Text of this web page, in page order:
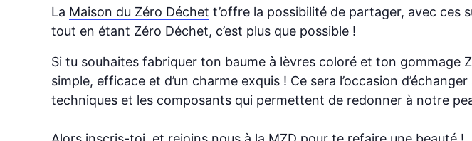
La Maison du Zéro Déchet t’offre la possibilité de partager, avec ces
tout en étant Zéro Déchet, c’est plus que possible !
Si tu souhaites fabriquer ton baume à lèvres coloré et ton gommage
simple, efficace et d’un charme exquis ! Ce sera l’occasion
techniques et les composants qui permettent de redonner à notre